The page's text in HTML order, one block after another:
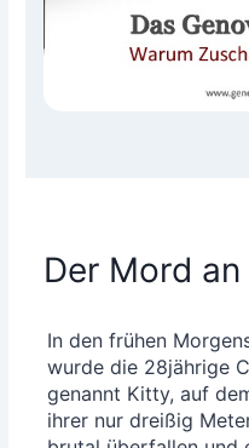
Der Mord
In den frü­hen
wur­de die 28jährige
genannt Kit­ty, auf
ihrer nur drei­ßig